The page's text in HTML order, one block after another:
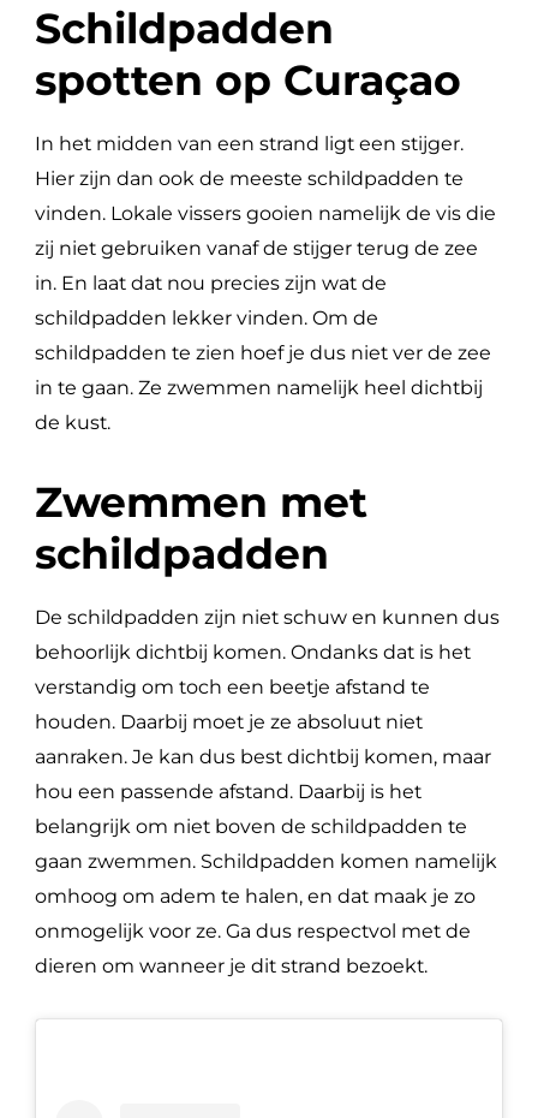
Schildpadden
spotten op Curaçao
In het midden van een strand ligt een stijger.
Hier zijn dan ook de meeste schildpadden te
vinden. Lokale vissers gooien namelijk de vis die
zij niet gebruiken vanaf de stijger terug de zee
in. En laat dat nou precies zijn wat de
schildpadden lekker vinden. Om de
schildpadden te zien hoef je dus niet ver de zee
in te gaan. Ze zwemmen namelijk heel dichtbij
de kust.
Zwemmen met
schildpadden
De schildpadden zijn niet schuw en kunnen dus
behoorlijk dichtbij komen. Ondanks dat is het
verstandig om toch een beetje afstand te
houden. Daarbij moet je ze absoluut niet
aanraken. Je kan dus best dichtbij komen, maar
hou een passende afstand. Daarbij is het
belangrijk om niet boven de schildpadden te
gaan zwemmen. Schildpadden komen namelijk
omhoog om adem te halen, en dat maak je zo
onmogelijk voor ze. Ga dus respectvol met de
dieren om wanneer je dit strand bezoekt.